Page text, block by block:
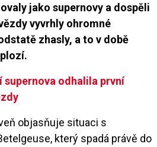
jako supernovy a dospěli
vyvrhly ohromné
zhasly, a to v době
odhalila první
objasňuje situaci s
který spadá právě do